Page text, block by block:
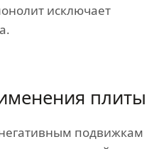
исключает
плиты
подвижкам